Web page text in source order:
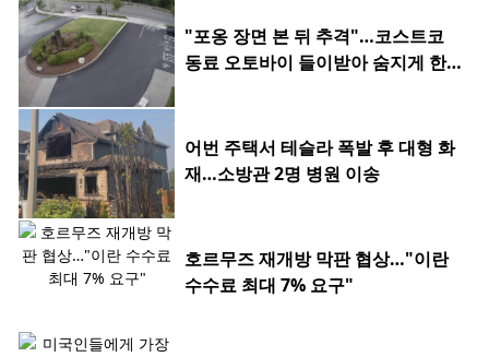
"포옹 장면 본 뒤 추격"…코스트코
동료 오토바이 들이받아 숨지게 한 2
어번 주택서 테슬라 폭발 후 대형 화
재…소방관 2명 병원 이송
호르무즈 재개방 막판 협상…"이란
수수료 최대 7% 요구"